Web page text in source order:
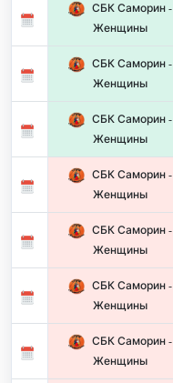
СБК Саморин -
Женщины
СБК Саморин -
Женщины
СБК Саморин -
Женщины
СБК Саморин -
Женщины
СБК Саморин -
Женщины
СБК Саморин -
Женщины
СБК Саморин -
Женщины